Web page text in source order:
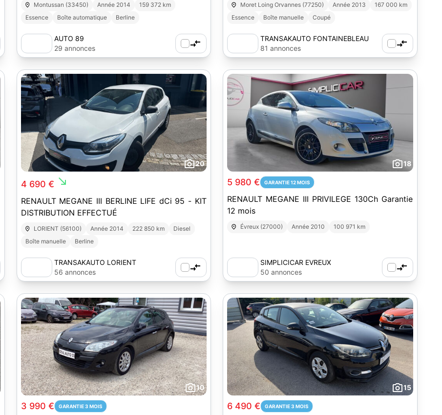
Montussan (33450) Année 2014
159 372 km
Essence
Boîte automatique Berline
AUTO 89
29 annonces
Moret Loing Orvannes (77250) Année 2013
167 000 km
Essence
Boîte manuelle Coupé
TRANSAKAUTO FONTAINEBLEAU
(77)
81 annonces
20
4 690 € south_east
RENAULT MEGANE III BERLINE LIFE dCi 95 - KIT
DISTRIBUTION EFFECTUÉ
LORIENT (56100) Année 2014 222 850 km
Diesel
Boîte manuelle
Berline
TRANSAKAUTO LORIENT
56 annonces
18
5 980 € GARANTIE 12 MOIS
RENAULT MEGANE III PRIVILEGE 130Ch Garantie
12 mois
Évreux (27000) Année 2010 100 971 km
SIMPLICICAR EVREUX
50 annonces
10
3 990 € GARANTIE 3 MOIS
15
6 490 € GARANTIE 3 MOIS